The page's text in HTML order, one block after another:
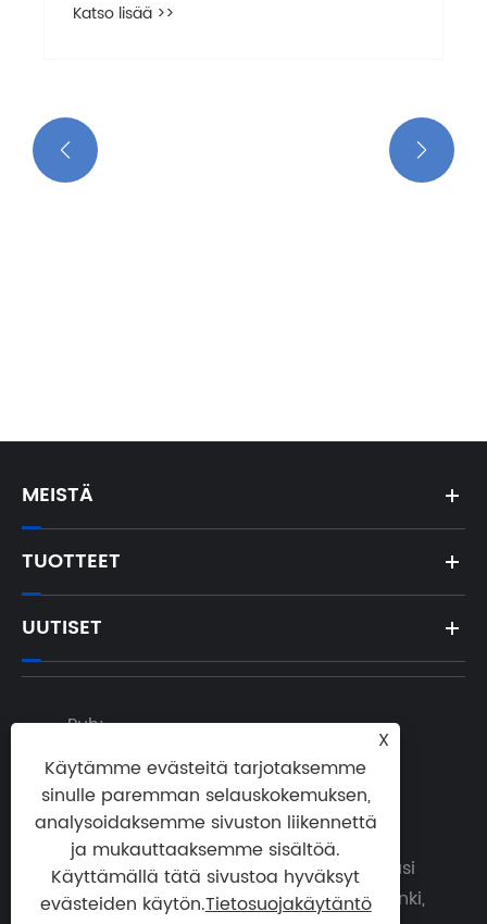
Katso lisää >>
 
MEISTÄ
TUOTTEET
UUTISET
Puh:
400-100-2797
Sähköposti:
xienana@nbzxoptics.cn

Osoite: Yeshan Road, Chengdongin uusi
alue, talouskehitysalue, Yuyaon kaupunki,
X
Käytämme evästeitä tarjotaksemme
sinulle paremman selauskokemuksen,
analysoidaksemme sivuston liikennettä
ja mukauttaaksemme sisältöä.
Käyttämällä tätä sivustoa hyväksyt
evästeiden käytön.Tietosuojakäytäntö